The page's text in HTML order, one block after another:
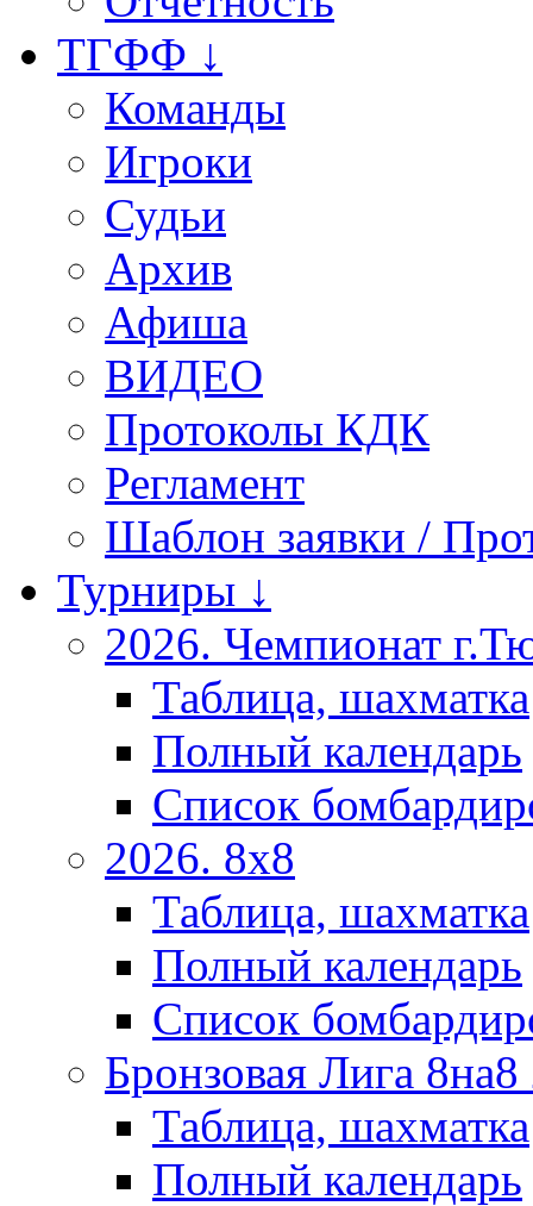
ТГФФ ↓
Команды
Игроки
Судьи
Архив
Афиша
ВИДЕО
Протоколы КДК
Регламент
Шаблон заявки /
Турниры ↓
2026. Чемпионат
Таблица, шахматка
Полный календарь
Список
2026. 8х8
Таблица, шахматка
Полный календарь
Список
Бронзовая Лига
Таблица, шахматка
Полный календарь